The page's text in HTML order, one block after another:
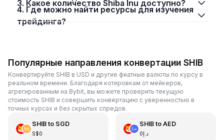
3. Какое количество Shiba Inu доступно?
4. Где можно найти ресурсы для изучения
трейдинга?
Популярные направления конвертации SHIB
Конвертируйте SHIB в USD и другие фиатные валюты по курсу в
реальном времени. Благодаря котировкам от мейкеров,
агрегированным на Bybit, вы можете проверить текущую
стоимость SHIB и совершить конвертацию с уверенностью в
точных курсах и без скрытых спредов.
SHIBto SGD
S$0
SHIBto AED
د.إ0